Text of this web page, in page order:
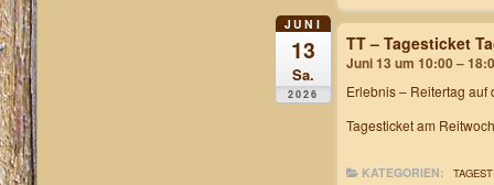
JUNI
13
Sa.
2026
TT – Tagesticket
Juni 13 um 10:00 –
Erlebnis – Reitertag auf
Tagesticket am
KATEGORIEN: